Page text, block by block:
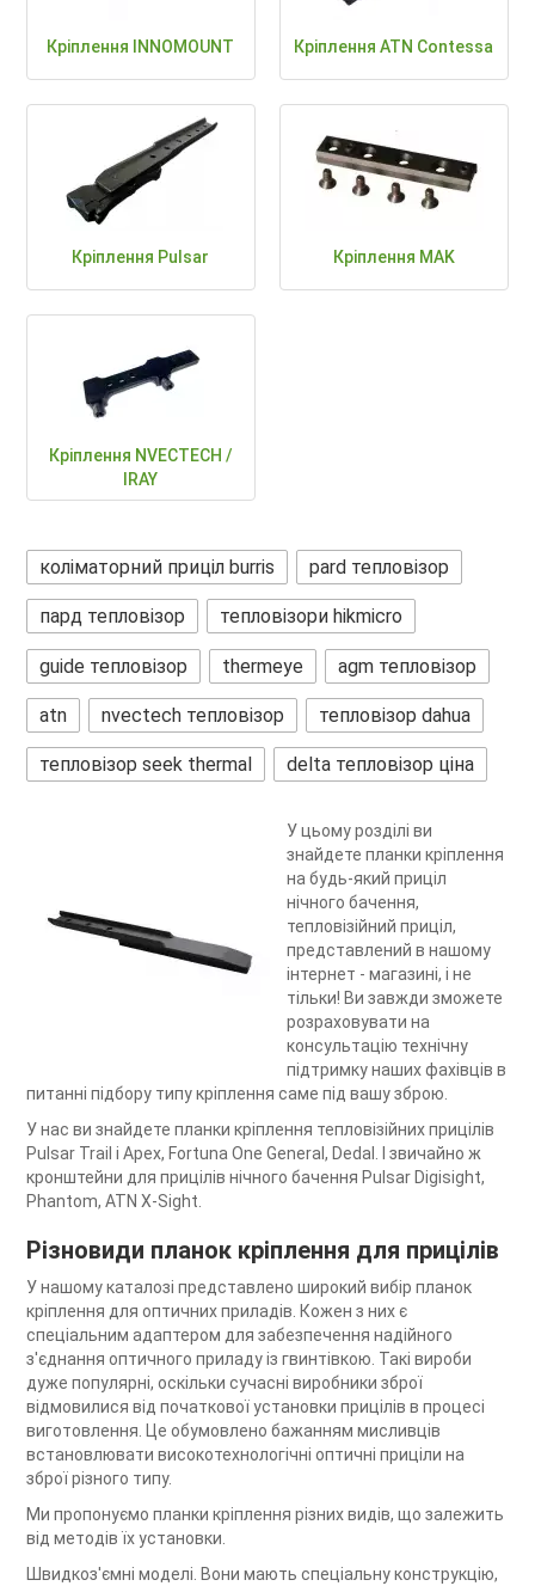
Кріплення INNOMOUNT Кріплення ATN Contessa
Кріплення Pulsar Кріплення MAK
Кріплення NVECTECH /
IRAY
коліматорний приціл burris pard тепловізор
пард тепловізор тепловізори hikmicro
guide тепловізор thermeye agm тепловізор
atn nvectech тепловізор тепловізор dahua
тепловізор seek thermal delta тепловізор ціна
У цьому розділі ви
знайдете планки кріплення
на будь-який приціл
нічного бачення,
тепловізійний приціл,
представлений в нашому
інтернет - магазині, і не
тільки! Ви завжди зможете
розраховувати на
консультацію технічну
підтримку наших фахівців в
питанні підбору типу кріплення саме під вашу зброю.
У нас ви знайдете планки кріплення тепловізійних прицілів
Pulsar Trail і Apex, Fortuna One General, Dedal. І звичайно ж
кронштейни для прицілів нічного бачення Pulsar Digisight,
Phantom, ATN X-Sight.
Різновиди планок кріплення для прицілів
У нашому каталозі представлено широкий вибір планок
кріплення для оптичних приладів. Кожен з них є
спеціальним адаптером для забезпечення надійного
з'єднання оптичного приладу із гвинтівкою. Такі вироби
дуже популярні, оскільки сучасні виробники зброї
відмовилися від початкової установки прицілів в процесі
виготовлення. Це обумовлено бажанням мисливців
встановлювати високотехнологічні оптичні приціли на
зброї різного типу.
Ми пропонуємо планки кріплення різних видів, що залежить
від методів їх установки.
Швидкоз'ємні моделі. Вони мають спеціальну конструкцію,